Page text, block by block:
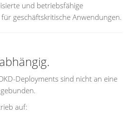
und betriebsfähige
geschäftskritische Anwendungen.
Deployments sind nicht an eine
auf: